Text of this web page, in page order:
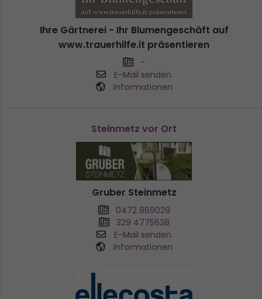
Ihre Gärtnerei - Ihr Blumengeschäft auf
www.trauerhilfe.it präsentieren
-
E-Mail senden
Informationen
Steinmetz vor Ort
Gruber Steinmetz
0472 869029
329 4775638
E-Mail senden
Informationen